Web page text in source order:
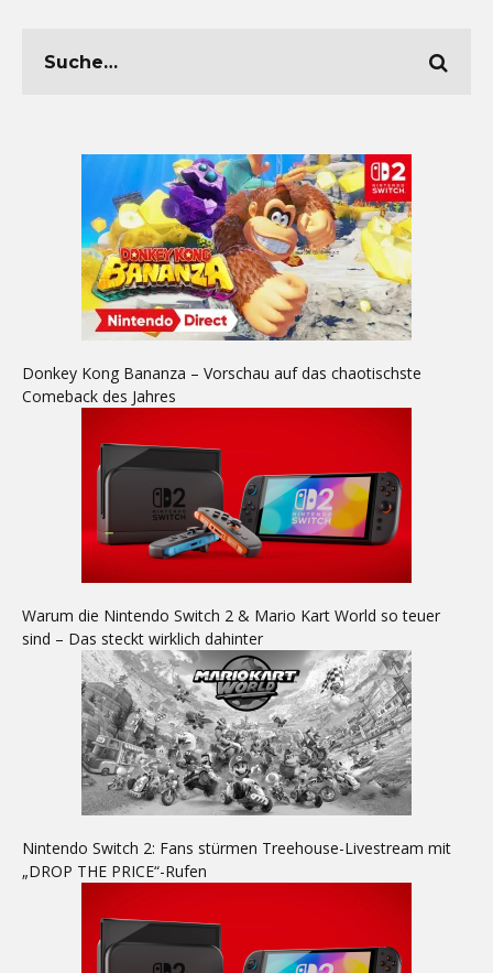
Donkey Kong Bananza – Vorschau auf das chaotischste
Comeback des Jahres
Warum die Nintendo Switch 2 & Mario Kart World so teuer
sind – Das steckt wirklich dahinter
Nintendo Switch 2: Fans stürmen Treehouse-Livestream mit
„DROP THE PRICE“-Rufen